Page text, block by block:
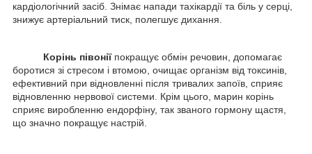
кардіологічний засіб. Знімає напади тахікардії та біль у серці,
знижує артеріальний тиск, полегшує дихання.
Корінь півоніїпокращує обмін речовин, допомагає
боротися зі стресом і втомою, очищає організм від токсинів,
ефективний при відновленні після тривалих запоїв, сприяє
відновленню нервової системи. Крім цього, марин корінь
сприяє виробленню ендорфіну, так званого гормону щастя,
що значно покращує настрій.